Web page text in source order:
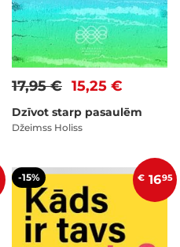
15,25 €
17,95 €
Dzīvot starp pasaulēm
Džeimss Holiss
-15% € 1695